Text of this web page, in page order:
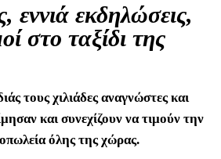
εννιά εκδηλώσεις,
στο ταξίδι της
τους χιλιάδες αναγνώστες και
και συνεχίζουν να τιμούν την
όλης της χώρας.